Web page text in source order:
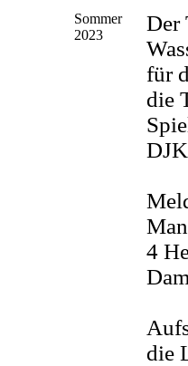
Sommer
2023
Der
für
die
4
die